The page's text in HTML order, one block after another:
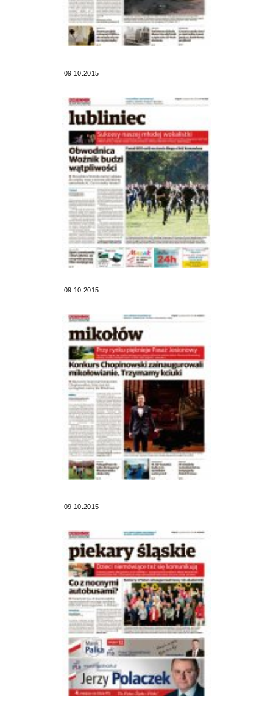
09.10.2015
09.10.2015
09.10.2015